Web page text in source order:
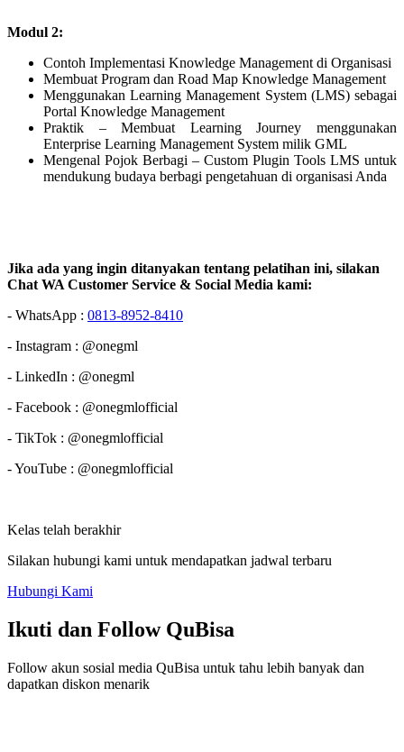
Modul 2:
Contoh Implementasi Knowledge Management di Organisasi
Membuat Program dan Road Map Knowledge Management
Menggunakan Learning Management System (LMS) sebagai
Portal Knowledge Management
Praktik – Membuat Learning Journey menggunakan
Enterprise Learning Management System milik GML
Mengenal Pojok Berbagi – Custom Plugin Tools LMS untuk
mendukung budaya berbagi pengetahuan di organisasi Anda
Jika ada yang ingin ditanyakan tentang pelatihan ini, silakan
Chat WA Customer Service & Social Media kami:
- WhatsApp : 0813-8952-8410
- Instagram : @onegml
- LinkedIn : @onegml
- Facebook : @onegmlofficial
- TikTok : @onegmlofficial
- YouTube : @onegmlofficial
Kelas telah berakhir
Silakan hubungi kami untuk mendapatkan jadwal terbaru
Hubungi Kami
Ikuti dan Follow QuBisa
Follow akun sosial media QuBisa untuk tahu lebih banyak dan
dapatkan diskon menarik